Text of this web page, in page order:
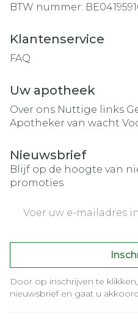
BTW nummer:
Klantenservice
FAQ
Uw apotheek
Over ons Nuttige links
Apotheker van wacht
Nieuwsbrief
Blijf op de hoogte van
promoties
Door op inschrijven te
nieuwsbrief en gaat u